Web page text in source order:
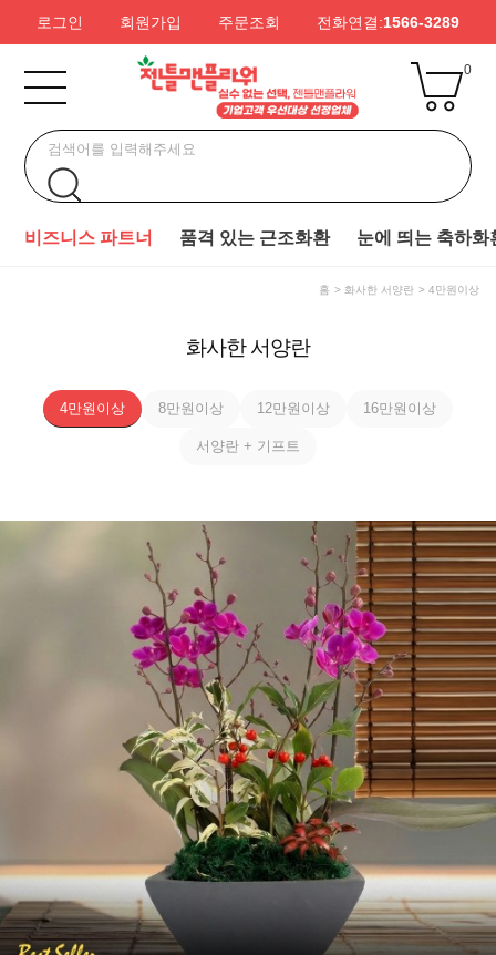
로그인 회원가입 주문조회 전화연결:1566-3289
0
비즈니스 파트너 품격 있는 근조화환 눈에 띄는 축하화
홈 화사한 서양란 4만원이상
화사한 서양란
4만원이상 8만원이상 12만원이상 16만원이상
서양란 + 기프트